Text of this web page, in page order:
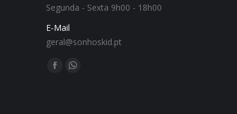
Segunda - Sexta 9h00 - 18h00
E-Mail
geral@sonhoskid.pt
Find us on: